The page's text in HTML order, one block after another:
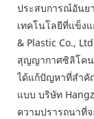
ประสบการณ์อันย
เทคโนโลยีที่แข็ง
& Plastic Co.,
สุญญากาศซิลิโค
ได้แก้ปัญหาที่สำคั
แบบ บริษัท
ความปรารถนาที่